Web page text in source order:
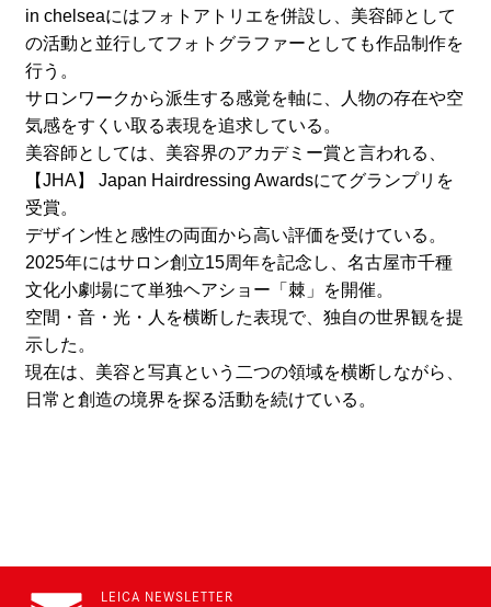
in chelseaにはフォトアトリエを併設し、美容師として
の活動と並行してフォトグラファーとしても作品制作を
行う。
サロンワークから派生する感覚を軸に、人物の存在や空
気感をすくい取る表現を追求している。
美容師としては、美容界のアカデミー賞と言われる、
【JHA】 Japan Hairdressing Awardsにてグランプリを
受賞。
デザイン性と感性の両面から高い評価を受けている。
2025年にはサロン創立15周年を記念し、名古屋市千種
文化小劇場にて単独ヘアショー「棘」を開催。
空間・音・光・人を横断した表現で、独自の世界観を提
示した。
現在は、美容と写真という二つの領域を横断しながら、
日常と創造の境界を探る活動を続けている。
LEICA NEWSLETTER